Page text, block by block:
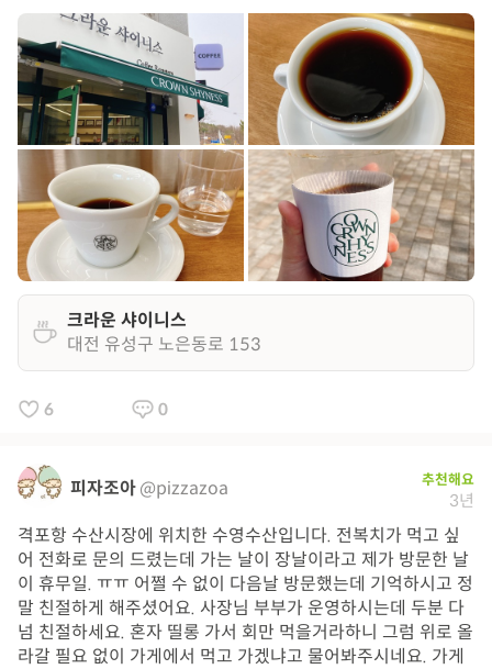
크라운 샤이니스
대전 유성구 노은동로 153
6 0
피자조아@pizzazoa 추천해요
3년
격포항 수산시장에 위치한 수영수산입니다. 전복치가 먹고 싶
어 전화로 문의 드렸는데 가는 날이 장날이라고 제가 방문한 날
이 휴무일. ㅠㅠ 어쩔 수 없이 다음날 방문했는데 기억하시고 정
말 친절하게 해주셨어요. 사장님 부부가 운영하시는데 두분 다
넘 친절하세요. 혼자 띨롱 가서 회만 먹을거라하니 그럼 위로 올
라갈 필요 없이 가게에서 먹고 가겠냐고 물어봐주시네요. 가게